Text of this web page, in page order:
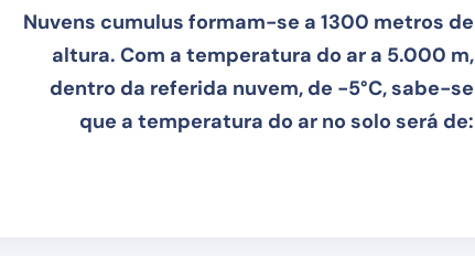
Nuvens cumulus formam-se a 1300 metros de
altura. Com a temperatura do ar a 5.000 m,
dentro da referida nuvem, de -5°C, sabe-se
que a temperatura do ar no solo será de: